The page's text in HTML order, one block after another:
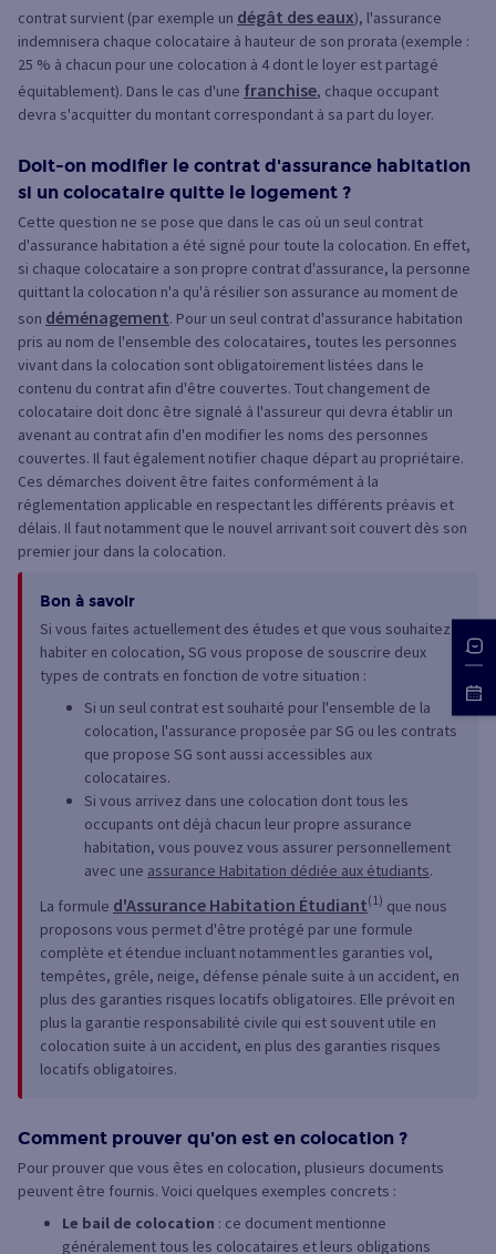
contrat survient (par exemple un dégât des eaux), l'assurance
indemnisera chaque colocataire à hauteur de son prorata (exemple :
25 % à chacun pour une colocation à 4 dont le loyer est partagé
équitablement). Dans le cas d'une franchise, chaque occupant
devra s'acquitter du montant correspondant à sa part du loyer.
Doit-on modifier le contrat d'assurance habitation
si un colocataire quitte le logement ?
Cette question ne se pose que dans le cas où un seul contrat
d'assurance habitation a été signé pour toute la colocation. En effet,
si chaque colocataire a son propre contrat d'assurance, la personne
quittant la colocation n'a qu'à résilier son assurance au moment de
son déménagement. Pour un seul contrat d'assurance habitation
pris au nom de l'ensemble des colocataires, toutes les personnes
vivant dans la colocation sont obligatoirement listées dans le
contenu du contrat afin d'être couvertes. Tout changement de
colocataire doit donc être signalé à l'assureur qui devra établir un
avenant au contrat afin d'en modifier les noms des personnes
couvertes. Il faut également notifier chaque départ au propriétaire.
Ces démarches doivent être faites conformément à la
réglementation applicable en respectant les différents préavis et
délais. Il faut notamment que le nouvel arrivant soit couvert dès son
premier jour dans la colocation.
Bon à savoir
Si vous faites actuellement des études et que vous souhaitez
habiter en colocation, SG vous propose de souscrire deux
types de contrats en fonction de votre situation :
Si un seul contrat est souhaité pour l'ensemble de la
colocation, l'assurance proposée par SG ou les contrats
que propose SG sont aussi accessibles aux
colocataires.
Si vous arrivez dans une colocation dont tous les
occupants ont déjà chacun leur propre assurance
habitation, vous pouvez vous assurer personnellement
avec une assurance Habitation dédiée aux étudiants.
La formule d'Assurance Habitation Étudiant(1) que nous
proposons vous permet d'être protégé par une formule
complète et étendue incluant notamment les garanties vol,
tempêtes, grêle, neige, défense pénale suite à un accident, en
plus des garanties risques locatifs obligatoires. Elle prévoit en
plus la garantie responsabilité civile qui est souvent utile en
colocation suite à un accident, en plus des garanties risques
locatifs obligatoires.
Comment prouver qu'on est en colocation ?
Pour prouver que vous êtes en colocation, plusieurs documents
peuvent être fournis. Voici quelques exemples concrets :
Le bail de colocation : ce document mentionne
généralement tous les colocataires et leurs obligations